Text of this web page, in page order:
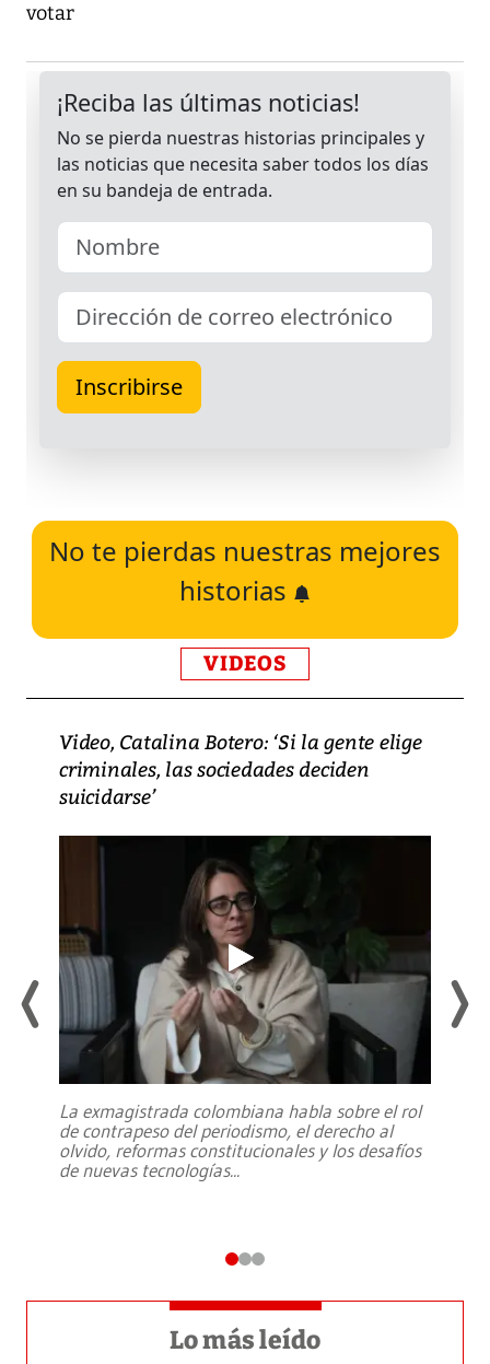
votar
No te pierdas nuestras mejores
historias
VIDEOS
Video, Catalina Botero: ‘Si la gente elige
criminales, las sociedades deciden
suicidarse’
La exmagistrada colombiana habla sobre el rol
de contrapeso del periodismo, el derecho al
olvido, reformas constitucionales y los desafíos
de nuevas tecnologías...
Lo más leído